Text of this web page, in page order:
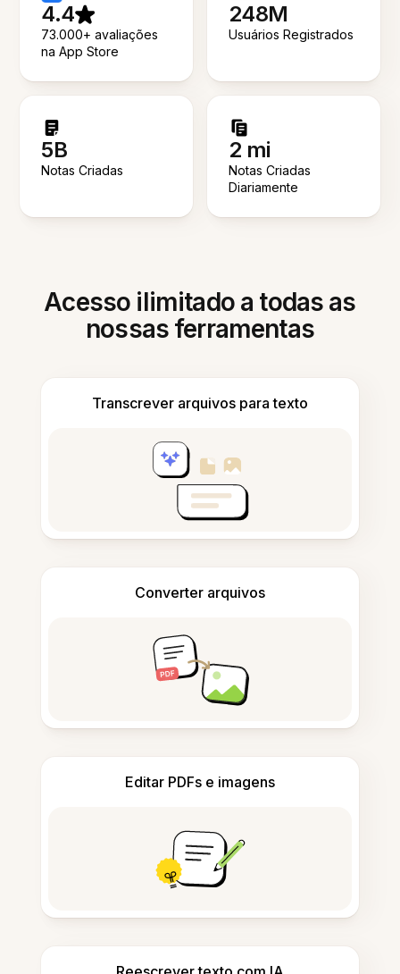
4.4
73.000+ avaliações
na App Store
248M
Usuários Registrados
5B
Notas Criadas
2 mi
Notas Criadas
Diariamente
Acesso ilimitado a todas as
nossas ferramentas
Transcrever arquivos para texto
Converter arquivos
Editar PDFs e imagens